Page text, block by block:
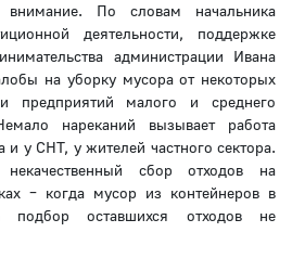
внимание. По словам начальника
деятельности, поддержке
администрации Ивана
на уборку мусора от некоторых
предприятий малого и среднего
нареканий вызывает работа
и у СНТ, у жителей частного сектора.
сбор отходов на
– когда мусор из контейнеров в
оставшихся отходов не